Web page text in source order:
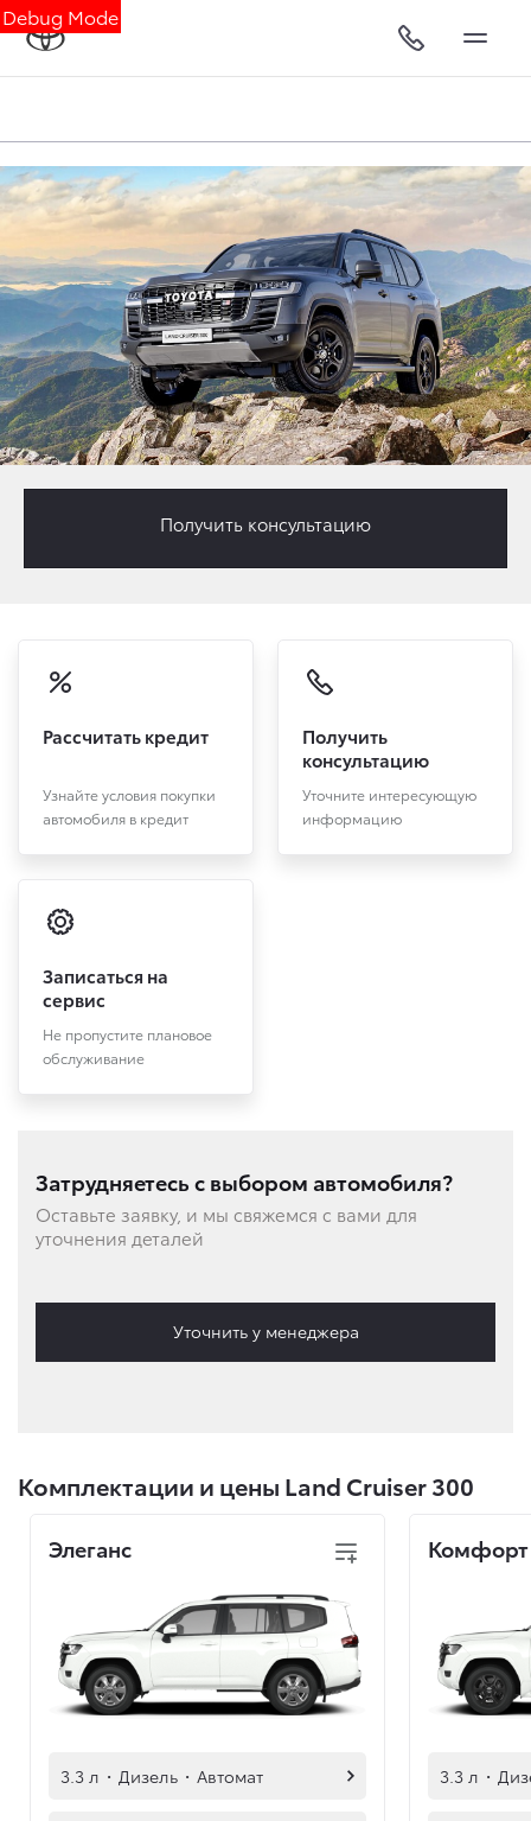
Debug Mode
Рассчитать кредит
Узнайте условия покупки
автомобиля в кредит
Получить
консультацию
Уточните интересующую
информацию
Записаться на
сервис
Не пропустите плановое
обслуживание
Затрудняетесь с выбором автомобиля?
Оставьте заявку, и мы свяжемся с вами для
уточнения деталей
Уточнить у менеджера
Комплектации и цены Land Cruiser 300
Элеганс
3.3 л · Дизель · Автомат
Комфорт
3.3 л ·